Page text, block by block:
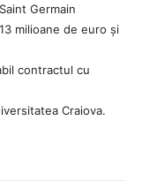
Germain
milioane de euro și
contractul cu
Craiova.